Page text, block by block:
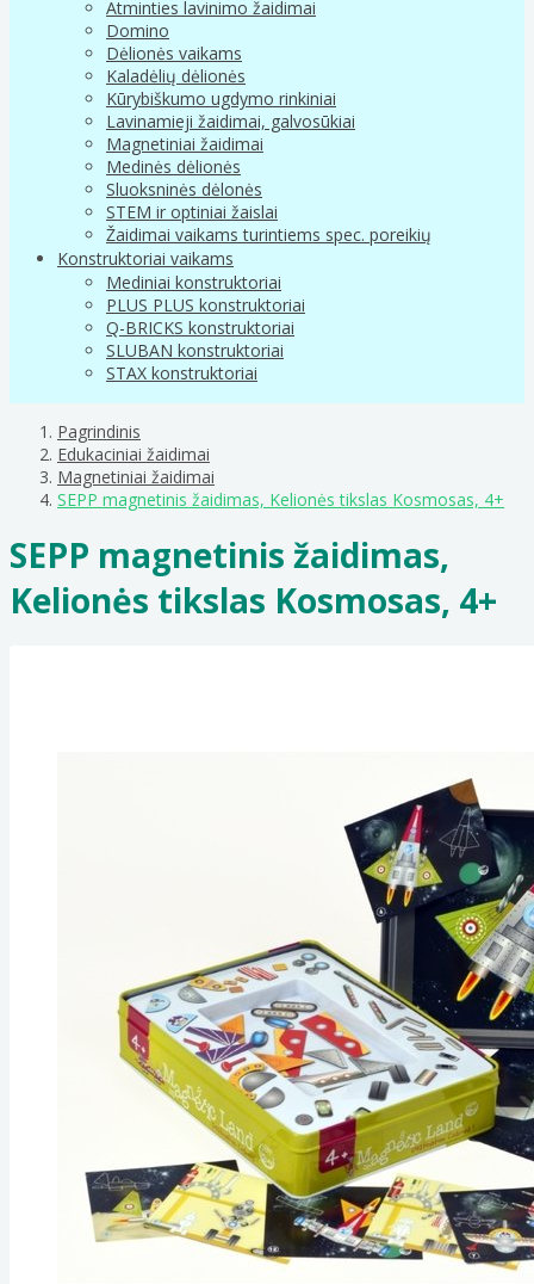
Atminties lavinimo žaidimai
Domino
Dėlionės vaikams
Kaladėlių dėlionės
Kūrybiškumo ugdymo rinkiniai
Lavinamieji žaidimai, galvosūkiai
Magnetiniai žaidimai
Medinės dėlionės
Sluoksninės dėlonės
STEM ir optiniai žaislai
Žaidimai vaikams turintiems spec. poreikių
Konstruktoriai vaikams
Mediniai konstruktoriai
PLUS PLUS konstruktoriai
Q-BRICKS konstruktoriai
SLUBAN konstruktoriai
STAX konstruktoriai
Pagrindinis
Edukaciniai žaidimai
Magnetiniai žaidimai
SEPP magnetinis žaidimas, Kelionės tikslas Kosmosas, 4+
SEPP magnetinis žaidimas,
Kelionės tikslas Kosmosas, 4+